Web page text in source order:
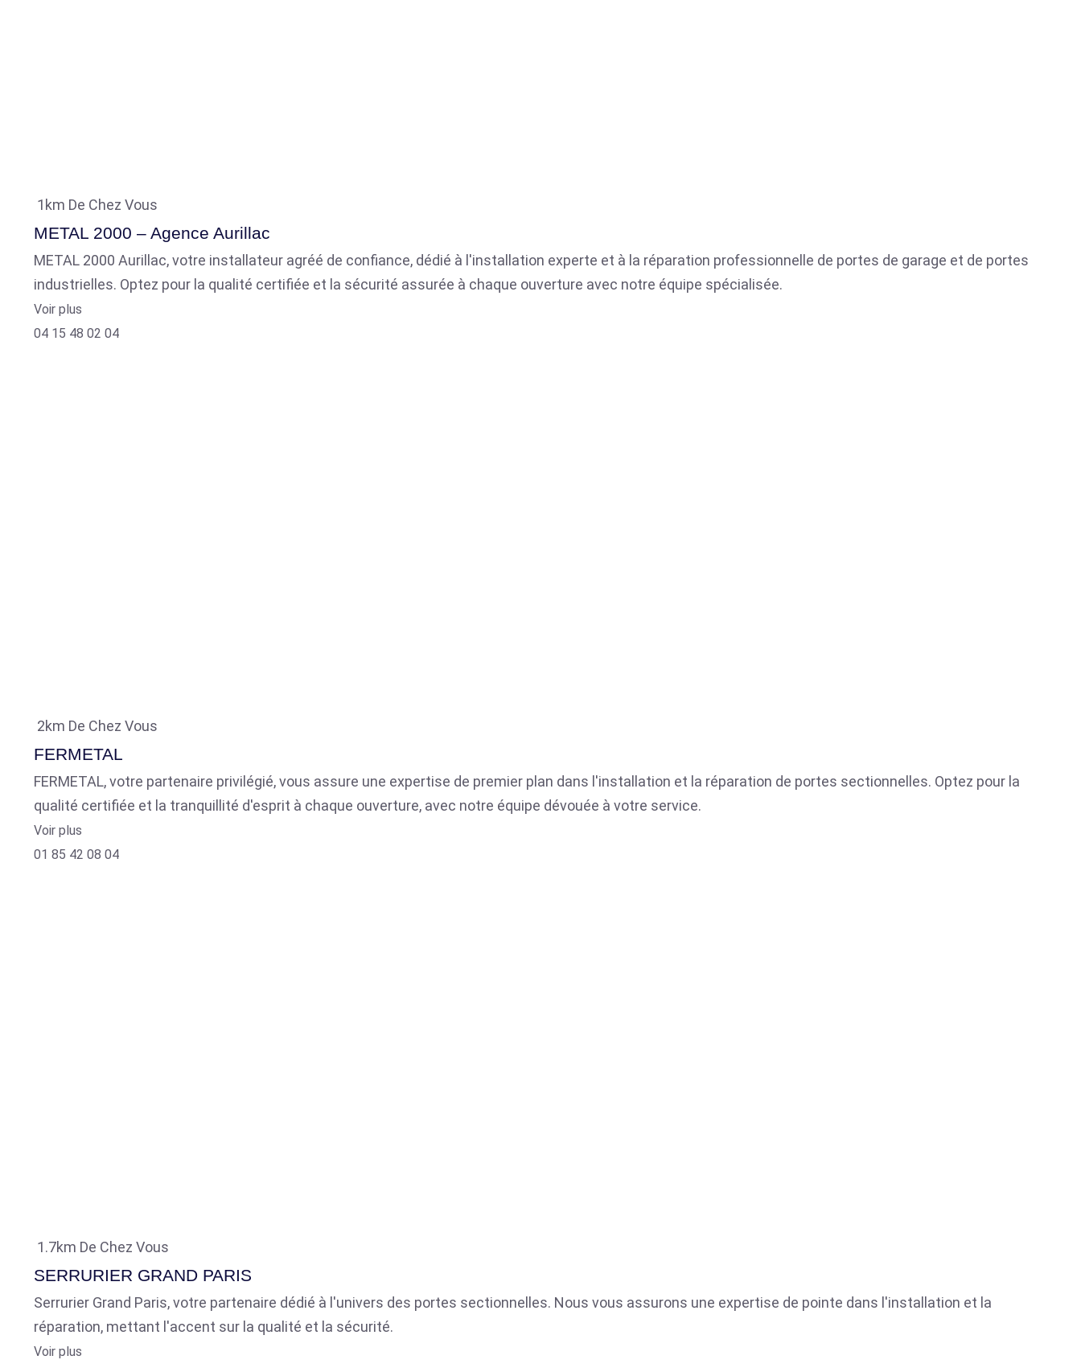
1km De Chez Vous
METAL 2000 – Agence Aurillac
METAL 2000 Aurillac, votre installateur agréé de confiance, dédié à l'installation experte et à la réparation professionnelle de portes de garage et de portes
industrielles. Optez pour la qualité certifiée et la sécurité assurée à chaque ouverture avec notre équipe spécialisée.
Voir plus
04 15 48 02 04
2km De Chez Vous
FERMETAL
FERMETAL, votre partenaire privilégié, vous assure une expertise de premier plan dans l'installation et la réparation de portes sectionnelles. Optez pour la
qualité certifiée et la tranquillité d'esprit à chaque ouverture, avec notre équipe dévouée à votre service.
Voir plus
01 85 42 08 04
1.7km De Chez Vous
SERRURIER GRAND PARIS
Serrurier Grand Paris, votre partenaire dédié à l'univers des portes sectionnelles. Nous vous assurons une expertise de pointe dans l'installation et la
réparation, mettant l'accent sur la qualité et la sécurité.
Voir plus